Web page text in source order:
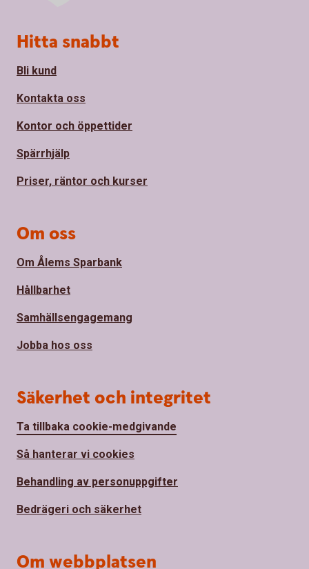
Sidfot
Hitta snabbt
Bli kund
Kontakta oss
Kontor och öppettider
Spärrhjälp
Priser, räntor och kurser
Om oss
Om Ålems Sparbank
Hållbarhet
Samhällsengagemang
Jobba hos oss
Säkerhet och integritet
Ta tillbaka cookie-medgivande
Så hanterar vi cookies
Behandling av personuppgifter
Bedrägeri och säkerhet
Om webbplatsen